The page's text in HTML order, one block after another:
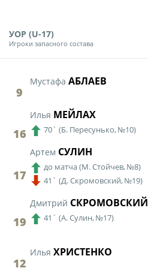
УОР (U-17)
Игроки запасного состава
9
Мустафа АБЛАЕВ
16
Илья МЕЙЛАХ
70` (Б. Пересунько, №10)
17
Артем СУЛИН
до матча(М. Стойчев, №8)
41` (Д. Скромовский, №19)
19
Дмитрий СКРОМОВСКИЙ
41` (А. Сулин, №17)
12
Илья ХРИСТЕНКО